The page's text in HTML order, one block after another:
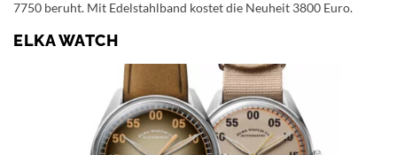
7750 beruht. Mit Edelstahlband kostet die Neuheit 3800 Euro.
ELKA WATCH